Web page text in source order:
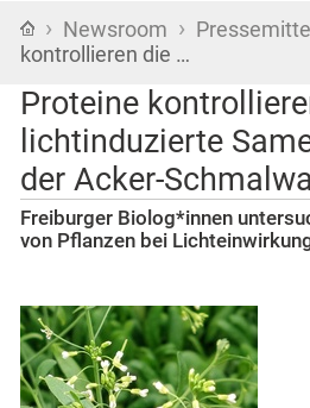
Startseite
› Newsroom ›
kontrollieren die …
Proteine
lichtinduzierte
der Acker-
Freiburger Biolog*innen
von Pflanzen bei